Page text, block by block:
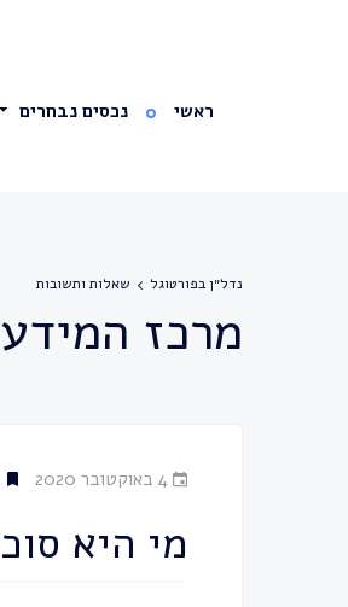
ראשי נכסים נבחרים
נדל״ן בפורטוגל שאלות ותשובות
מרכז
4 באוקטובר 2020
מי היא